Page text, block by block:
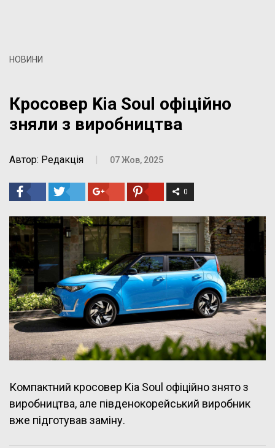
НОВИНИ
Кросовер Kia Soul офіційно
зняли з виробництва
Автор: Редакція | 07 Жов, 2025
0
Компактний кросовер Kia Soul офіційно знято з
виробництва, але південокорейський виробник
вже підготував заміну.